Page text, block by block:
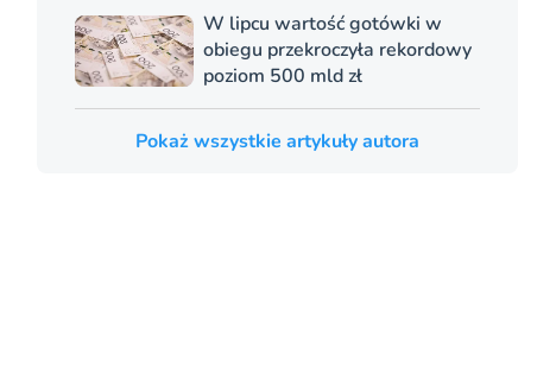
W lipcu wartość gotówki w
obiegu przekroczyła rekordowy
poziom 500 mld zł
Pokaż wszystkie artykuły autora